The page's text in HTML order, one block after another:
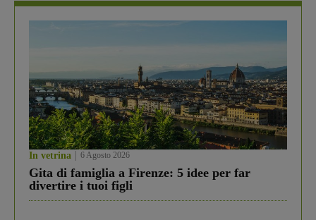
In vetrina 6 Agosto 2026
Gita di famiglia a Firenze: 5 idee per far
divertire i tuoi figli